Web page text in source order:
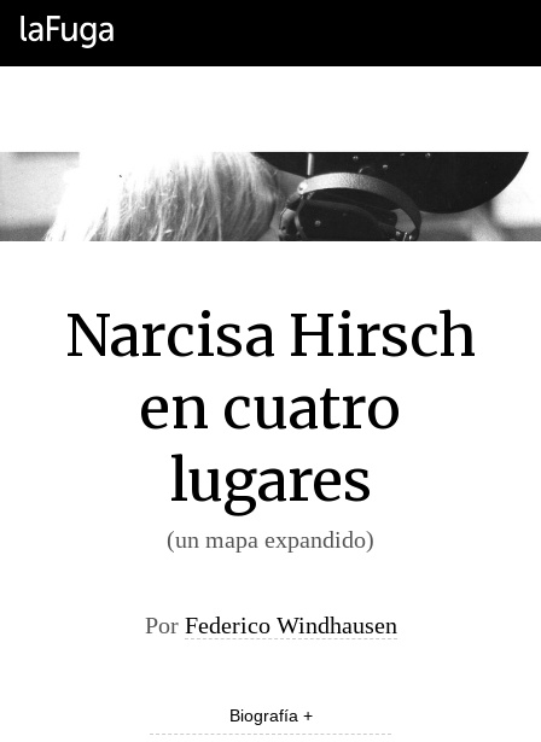
Narcisa Hirsch
en cuatro
lugares
(un mapa expandido)
Por Federico Windhausen
Biografía +